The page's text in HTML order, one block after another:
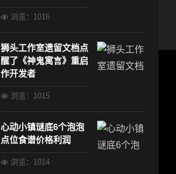
浏览：1016
狮头工作室遗留文档点
醒了《神鬼寓言》重启
作开发者
浏览：1015
心动小镇谜底6个泡泡
点位食谱价格利润
浏览：1014